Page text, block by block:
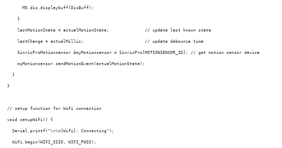
      M5.dis.displaybuff(DisBuff);
    }
    lastMotionState = actualMotionState;              // update last known state
    lastChange = actualMillis;                        // update debounce time
    SinricProMotionsensor &myMotionsensor = SinricPro[MOTIONSENSOR_ID]; // get motion sensor device
    myMotionsensor.sendMotionEvent(actualMotionState);
  }
}
// setup function for WiFi connection
void setupWiFi() {
  Serial.printf("\r\n[Wifi]: Connecting");
  WiFi.begin(WIFI_SSID, WIFI_PASS);